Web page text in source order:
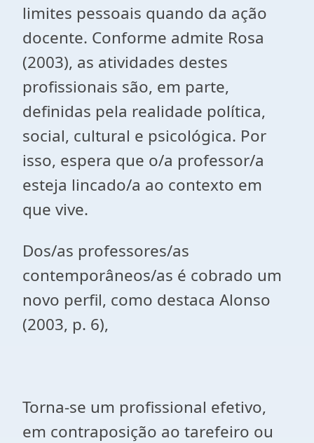
limites pessoais quando da ação
docente. Conforme admite Rosa
(2003), as atividades destes
profissionais são, em parte,
definidas pela realidade política,
social, cultural e psicológica. Por
isso, espera que o/a professor/a
esteja lincado/a ao contexto em
que vive.
Dos/as professores/as
contemporâneos/as é cobrado um
novo perfil, como destaca Alonso
(2003, p. 6),
Torna-se um profissional efetivo,
em contraposição ao tarefeiro ou